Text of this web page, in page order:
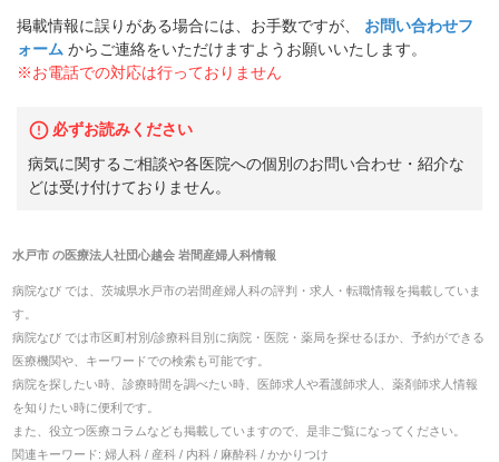
掲載情報に誤りがある場合には、お手数ですが、
お問い合わせフ
ォーム からご連絡をいただけますようお願いいたします。
※お電話での対応は行っておりません
必ずお読みください
病気に関するご相談や各医院への個別のお問い合わせ・紹介な
どは受け付けておりません。
水戸市の医療法人社団心越会 岩間産婦人科情報
病院なび では、 茨城県水戸市の岩間産婦人科の評判・求人・転職情報を掲載していま
す。
病院なび では市区町村別/診療科目別に病院・医院・薬局を探せるほか、予約ができる
医療機関や、キーワードでの検索も可能です。
病院を探したい時、診療時間を調べたい時、医師求人や看護師求人、薬剤師求人情報
を知りたい時に便利です。
また、役立つ医療コラムなども掲載していますので、是非ご覧になってください。
関連キーワード: 婦人科 / 産科 / 内科 / 麻酔科 / かかりつけ